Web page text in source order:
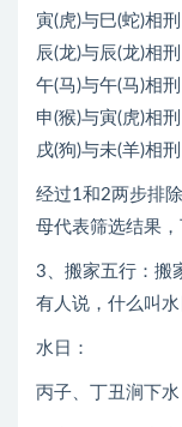
寅(虎)与巳(蛇)相
辰(龙)与辰(龙)相
午(马)与午(马)相
申(猴)与寅(虎)相
戌(狗)与未(羊)相
经过1和2两步排
母代表筛选结果，
3、搬家五行：搬
有人说，什么叫水
水日：
丙子、丁丑涧下水